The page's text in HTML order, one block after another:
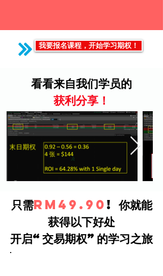
看看来自我们学员的
获利分享！
只需RM49.90! 你就能
获得以下好处
开启“交易期权”的学习之旅
我要报名课程，开始学习期权！